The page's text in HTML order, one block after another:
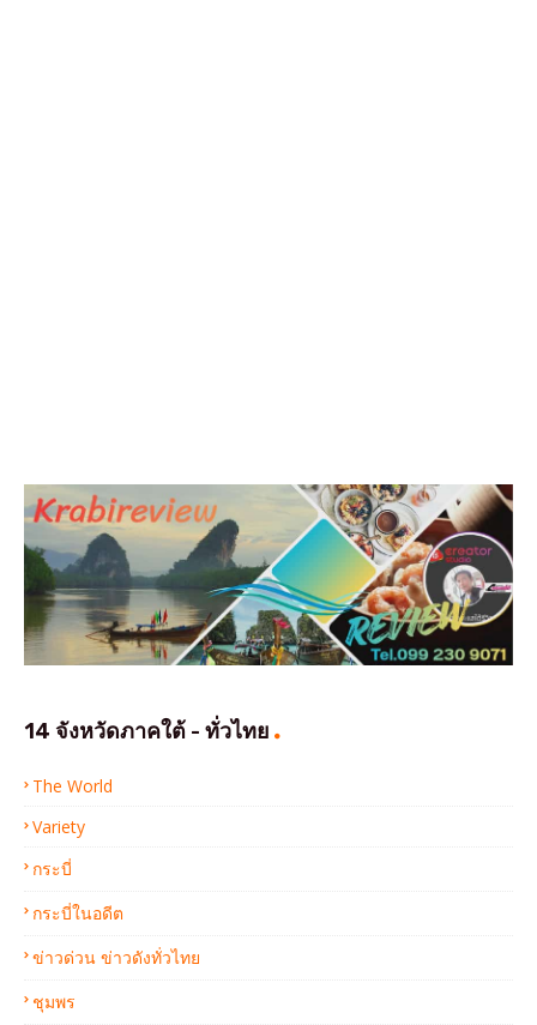
14 จังหวัดภาคใต้ - ทั่วไทย
The World
Variety
กระบี่
กระบี่ในอดีต
ข่าวด่วน ข่าวดังทั่วไทย
ชุมพร